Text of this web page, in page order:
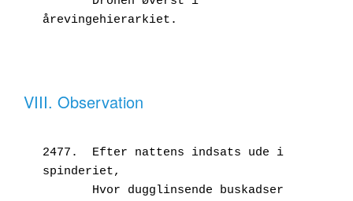
årevingehierarkiet.
VIII. Observation
2477.  Efter nattens indsats ude i
spinderiet,